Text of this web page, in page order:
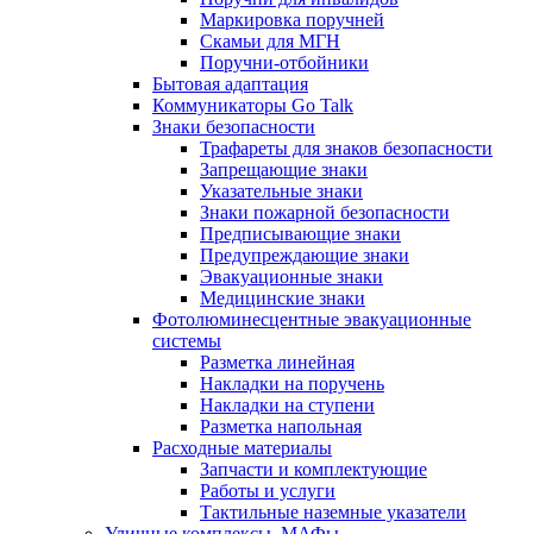
Маркировка поручней
Скамьи для МГН
Поручни-отбойники
Бытовая адаптация
Коммуникаторы Go Talk
Знаки безопасности
Трафареты для знаков безопасности
Запрещающие знаки
Указательные знаки
Знаки пожарной безопасности
Предписывающие знаки
Предупреждающие знаки
Эвакуационные знаки
Медицинские знаки
Фотолюминесцентные эвакуационные
системы
Разметка линейная
Накладки на поручень
Накладки на ступени
Разметка напольная
Расходные материалы
Запчасти и комплектующие
Работы и услуги
Тактильные наземные указатели